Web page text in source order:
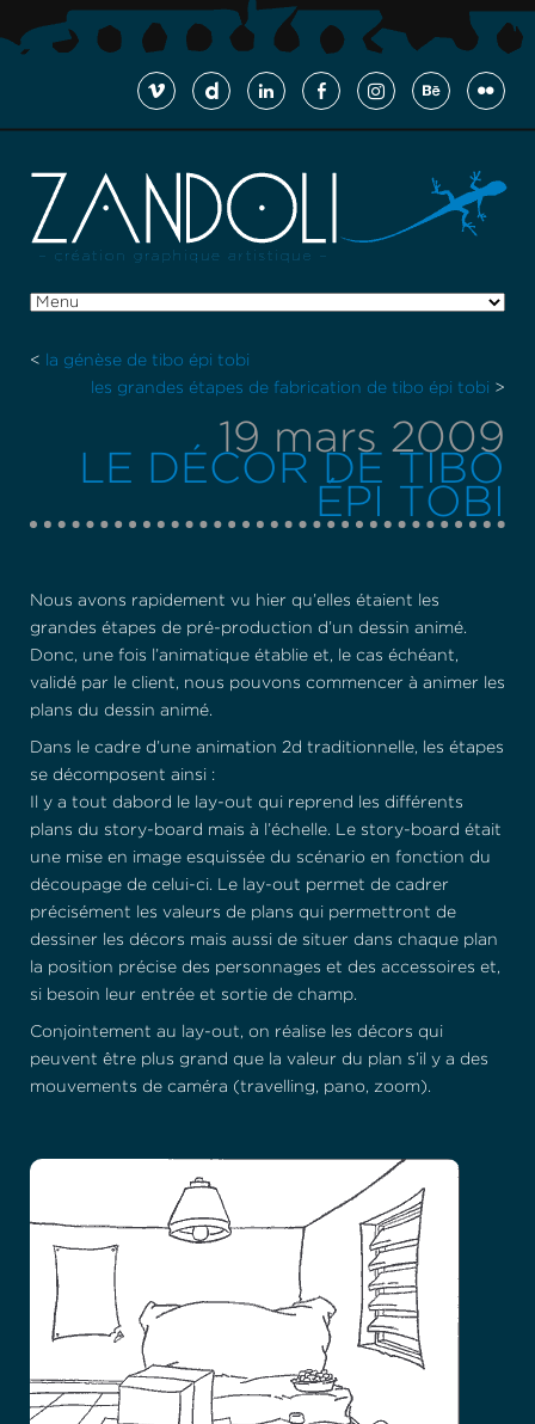
<
la génèse de tibo épi tobi
les grandes étapes de fabrication de tibo épi tobi >
19 mars 2009
LE DÉCOR DE TIBO
ÉPI TOBI
Nous avons rapidement vu hier qu’elles étaient les
grandes étapes de pré-production d’un dessin animé.
Donc, une fois l’animatique établie et, le cas échéant,
validé par le client, nous pouvons commencer à animer les
plans du dessin animé.
Dans le cadre d’une animation 2d traditionnelle, les étapes
se décomposent ainsi :
Il y a tout dabord le lay-out qui reprend les différents
plans du story-board mais à l’échelle. Le story-board était
une mise en image esquissée du scénario en fonction du
découpage de celui-ci. Le lay-out permet de cadrer
précisément les valeurs de plans qui permettront de
dessiner les décors mais aussi de situer dans chaque plan
la position précise des personnages et des accessoires et,
si besoin leur entrée et sortie de champ.
Conjointement au lay-out, on réalise les décors qui
peuvent être plus grand que la valeur du plan s’il y a des
mouvements de caméra (travelling, pano, zoom).